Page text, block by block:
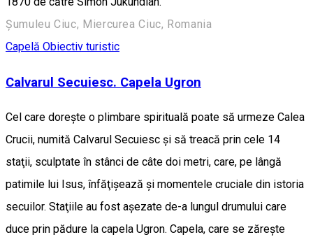
Șumuleu Ciuc, Miercurea Ciuc, Romania
Capelă Obiectiv turistic
Calvarul Secuiesc. Capela Ugron
Cel care doreşte o plimbare spirituală poate să urmeze Calea
Crucii, numită Calvarul Secuiesc şi să treacă prin cele 14
staţii, sculptate în stânci de câte doi metri, care, pe lângă
patimile lui Isus, înfăţişează şi momentele cruciale din istoria
secuilor. Staţiile au fost aşezate de-a lungul drumului care
duce prin pădure la capela Ugron. Capela, care se zăreşte